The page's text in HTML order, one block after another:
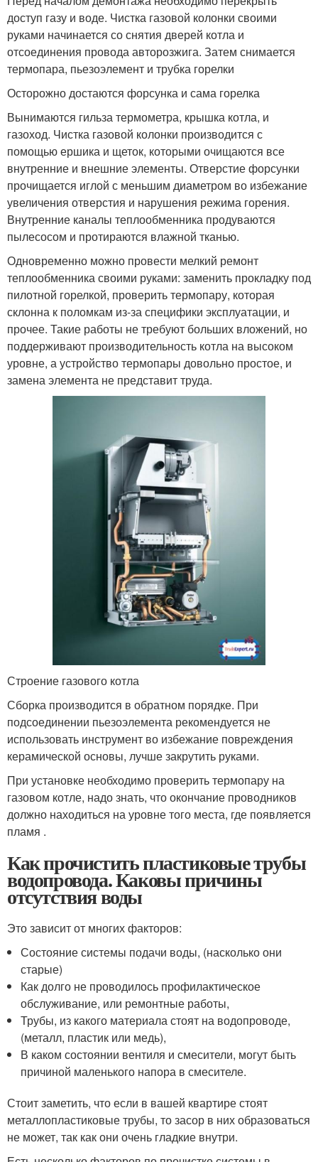
доступ газу и воде. Чистка газовой колонки своими
руками начинается со снятия дверей котла и
отсоединения провода авторозжига. Затем снимается
термопара, пьезоэлемент и трубка горелки
Осторожно достаются форсунка и сама горелка
Вынимаются гильза термометра, крышка котла, и
газоход. Чистка газовой колонки производится с
помощью ершика и щеток, которыми очищаются все
внутренние и внешние элементы. Отверстие форсунки
прочищается иглой с меньшим диаметром во избежание
увеличения отверстия и нарушения режима горения.
Внутренние каналы теплообменника продуваются
пылесосом и протираются влажной тканью.
Одновременно можно провести мелкий ремонт
теплообменника своими руками: заменить прокладку под
пилотной горелкой, проверить термопару, которая
склонна к поломкам из-за специфики эксплуатации, и
прочее. Такие работы не требуют больших вложений, но
поддерживают производительность котла на высоком
уровне, а устройство термопары довольно простое, и
замена элемента не представит труда.
Строение газового котла
Сборка производится в обратном порядке. При
подсоединении пьезоэлемента рекомендуется не
использовать инструмент во избежание повреждения
керамической основы, лучше закрутить руками.
При установке необходимо проверить термопару на
газовом котле, надо знать, что окончание проводников
должно находиться на уровне того места, где появляется
пламя .
Как прочистить пластиковые трубы
водопровода. Каковы причины
отсутствия воды
Это зависит от многих факторов:
Состояние системы подачи воды, (насколько они
старые)
Как долго не проводилось профилактическое
обслуживание, или ремонтные работы,
Трубы, из какого материала стоят на водопроводе,
(металл, пластик или медь),
В каком состоянии вентиля и смесители, могут быть
причиной маленького напора в смесителе.
Стоит заметить, что если в вашей квартире стоят
металлопластиковые трубы, то засор в них образоваться
не может, так как они очень гладкие внутри.